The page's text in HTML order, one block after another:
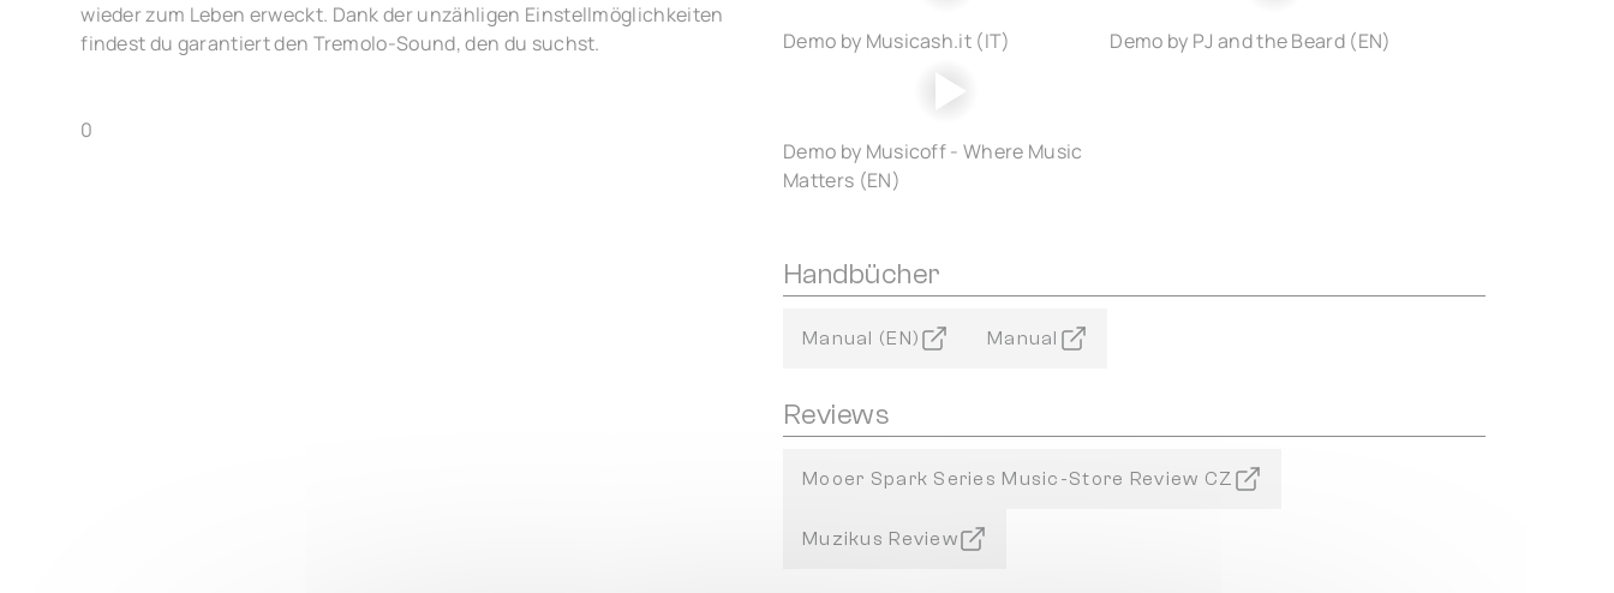
wieder zum Leben erweckt. Dank der unzähligen Einstellmöglichkeiten
findest du garantiert den Tremolo-Sound, den du suchst.
0
Demo by Musicash.it (IT) Demo by PJ and the Beard (EN)
Demo by Musicoff - Where Music
Matters (EN)
Handbücher
Manual (EN) Manual
Reviews
Mooer Spark Series Music-Store Review CZ
Muzikus Review